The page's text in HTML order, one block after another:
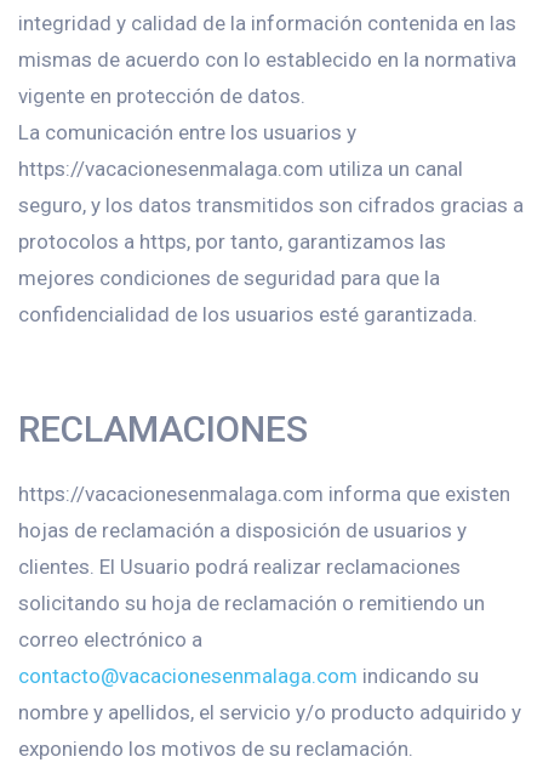
integridad y calidad de la información contenida en las
mismas de acuerdo con lo establecido en la normativa
vigente en protección de datos.
La comunicación entre los usuarios y
https://vacacionesenmalaga.com utiliza un canal
seguro, y los datos transmitidos son cifrados gracias a
protocolos a https, por tanto, garantizamos las
mejores condiciones de seguridad para que la
confidencialidad de los usuarios esté garantizada.
RECLAMACIONES
https://vacacionesenmalaga.com informa que existen
hojas de reclamación a disposición de usuarios y
clientes. El Usuario podrá realizar reclamaciones
solicitando su hoja de reclamación o remitiendo un
correo electrónico a
contacto@vacacionesenmalaga.com indicando su
nombre y apellidos, el servicio y/o producto adquirido y
exponiendo los motivos de su reclamación.